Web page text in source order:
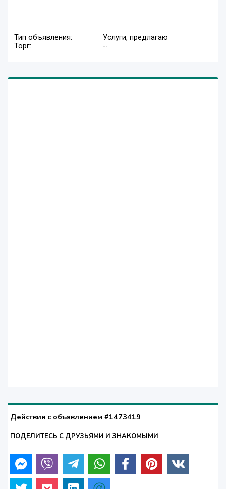
Тип объявления:
Услуги, предлагаю
Торг:
--
Действия с объявлением #1473419
ПОДЕЛИТЕСЬ С ДРУЗЬЯМИ И ЗНАКОМЫМИ